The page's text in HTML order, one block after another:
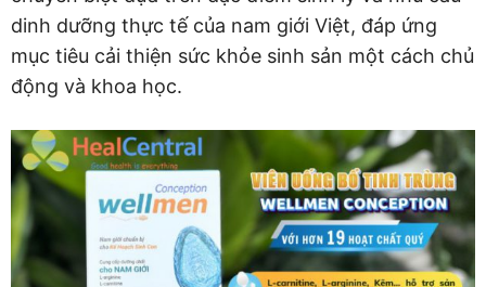
dinh dưỡng thực tế của nam giới Việt, đáp ứng
mục tiêu cải thiện sức khỏe sinh sản một cách chủ
động và khoa học.